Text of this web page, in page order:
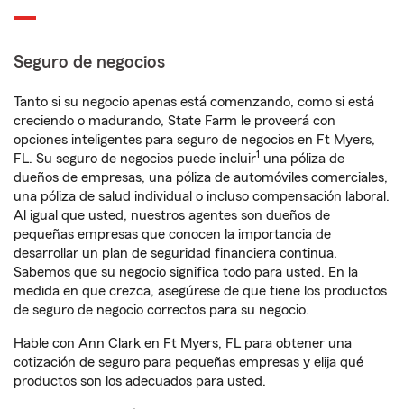
Seguro de negocios
Tanto si su negocio apenas está comenzando, como si está
creciendo o madurando, State Farm le proveerá con
opciones inteligentes para seguro de negocios en Ft Myers,
FL. Su seguro de negocios puede incluir1 una póliza de
dueños de empresas, una póliza de automóviles comerciales,
una póliza de salud individual o incluso compensación laboral.
Al igual que usted, nuestros agentes son dueños de
pequeñas empresas que conocen la importancia de
desarrollar un plan de seguridad financiera continua.
Sabemos que su negocio significa todo para usted. En la
medida en que crezca, asegúrese de que tiene los productos
de seguro de negocio correctos para su negocio.
Hable con Ann Clark en Ft Myers, FL para obtener una
cotización de seguro para pequeñas empresas y elija qué
productos son los adecuados para usted.